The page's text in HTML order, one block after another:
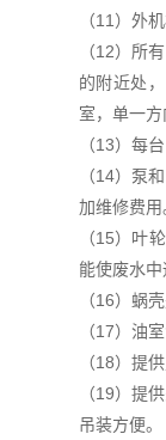
（11）外
（12）所
的附近处
室，单一
（13）每
（14）泵
加维修费用
（15）叶
能使废水
（16）蜗
（17）油
（18）提
（19）提
吊装方便。